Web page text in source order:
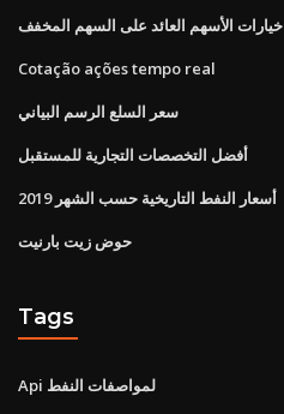
خيارات الأسهم العائد على السهم المخفف
Cotação ações tempo real
سعر السلع الرسم البياني
أفضل التخصصات التجارية للمستقبل
أسعار النفط التاريخية حسب الشهر 2019
حوض زيت بارنيت
Tags
Api لمواصفات النفط